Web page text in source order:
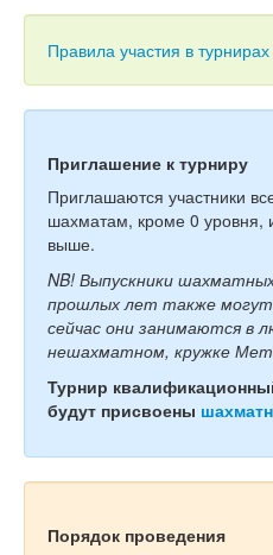
Игры
Правила участия в турнирах
Приглашение к турниру
Приглашаются участники
шахматам, кроме 0
выше.
NB! Выпускники
прошлых лет также могут
сейчас они занимаются в
нешахматном, кружке
Турнир
будут присвоены
Порядок проведения